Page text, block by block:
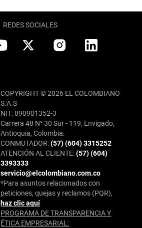
REDES SOCIALES
COPYRIGHT © 2026 EL COLOMBIANO
S.A.S
NIT: 890901352-3
Carrera 48 N° 30 Sur - 119, Envigado,
Antioquia, Colombia.
CONMUTADOR:(57) (604) 3315252
ATENCIÓN AL CLIENTE:(57) (604)
3393333
servicio@elcolombiano.com.co
*Para asuntos relacionados con
peticiones, quejas y reclamos (PQR),
haz clic aquí
PROGRAMA DE TRANSPARENCIA Y
ÉTICA EMPRESARIAL: